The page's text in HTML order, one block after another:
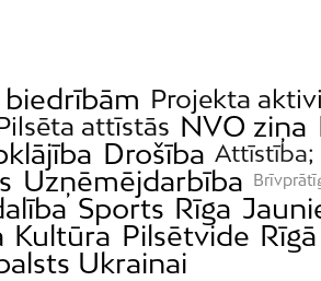
Projekta
attīstās NVO ziņa
Drošība Attīstība;
Uzņēmējdarbība
Sports Rīga
Kultūra Pilsētvide
Ukrainai